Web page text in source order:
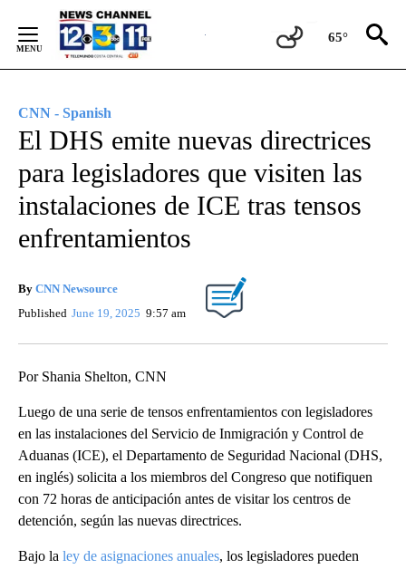
Content
65°
CNN - Spanish
El DHS emite nuevas directrices
para legisladores que visiten las
instalaciones de ICE tras tensos
enfrentamientos
By CNN Newsource
Published June 19, 2025 9:57 am
Por Shania Shelton, CNN
Luego de una serie de tensos enfrentamientos con legisladores
en las instalaciones del Servicio de Inmigración y Control de
Aduanas (ICE), el Departamento de Seguridad Nacional (DHS,
en inglés) solicita a los miembros del Congreso que notifiquen
con 72 horas de anticipación antes de visitar los centros de
detención, según las nuevas directrices.
Bajo la ley de asignaciones anuales, los legisladores pueden